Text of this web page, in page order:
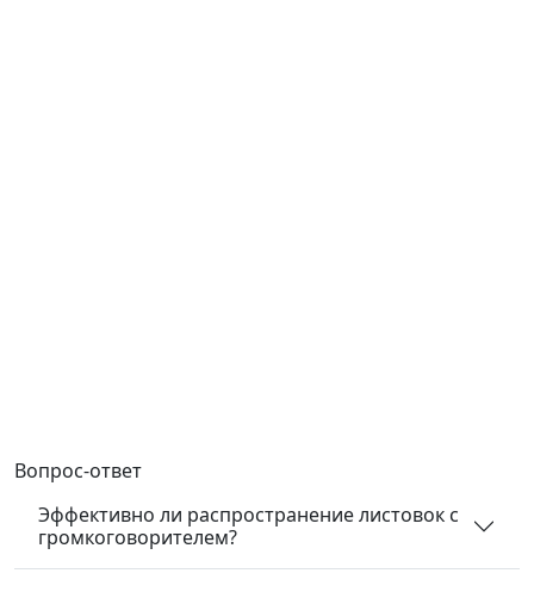
Вопрос-ответ
Эффективно ли распространение листовок с
громкоговорителем?